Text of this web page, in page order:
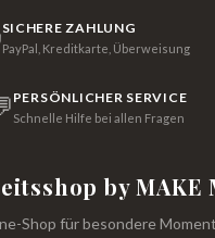
SICHERE ZAHLUNG
PayPal, Kreditkarte, Überweisung
PERSÖNLICHER SERVICE
Schnelle Hilfe bei allen Fragen
by MAKE
Shop für besondere